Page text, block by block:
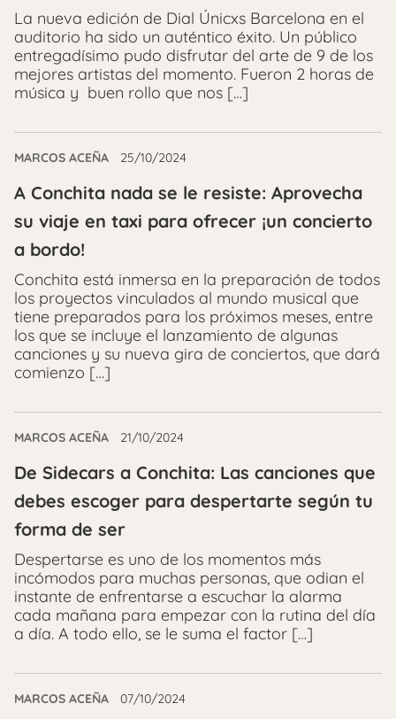
La nueva edición de Dial Únicxs Barcelona en el
auditorio ha sido un auténtico éxito. Un público
entregadísimo pudo disfrutar del arte de 9 de los
mejores artistas del momento. Fueron 2 horas de
música y buen rollo que nos […]
MARCOS ACEÑA 25/10/2024
A Conchita nada se le resiste: Aprovecha
su viaje en taxi para ofrecer ¡un concierto
a bordo!
Conchita está inmersa en la preparación de todos
los proyectos vinculados al mundo musical que
tiene preparados para los próximos meses, entre
los que se incluye el lanzamiento de algunas
canciones y su nueva gira de conciertos, que dará
comienzo […]
MARCOS ACEÑA 21/10/2024
De Sidecars a Conchita: Las canciones que
debes escoger para despertarte según tu
forma de ser
Despertarse es uno de los momentos más
incómodos para muchas personas, que odian el
instante de enfrentarse a escuchar la alarma
cada mañana para empezar con la rutina del día
a día. A todo ello, se le suma el factor […]
MARCOS ACEÑA 07/10/2024